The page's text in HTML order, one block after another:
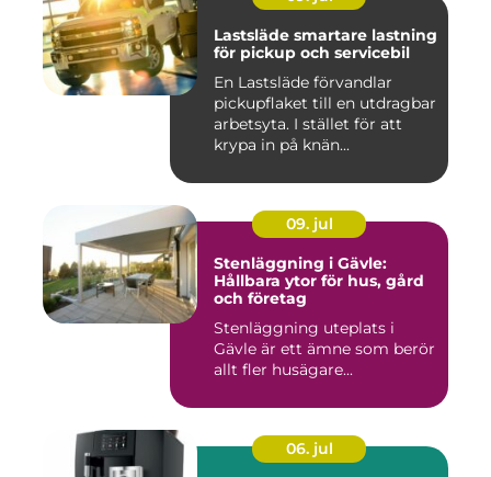
Lastsläde smartare lastning
för pickup och servicebil
En Lastsläde förvandlar
pickupflaket till en utdragbar
arbetsyta. I stället för att
krypa in på knän...
09. jul
Stenläggning i Gävle:
Hållbara ytor för hus, gård
och företag
Stenläggning uteplats i
Gävle är ett ämne som berör
allt fler husägare...
06. jul